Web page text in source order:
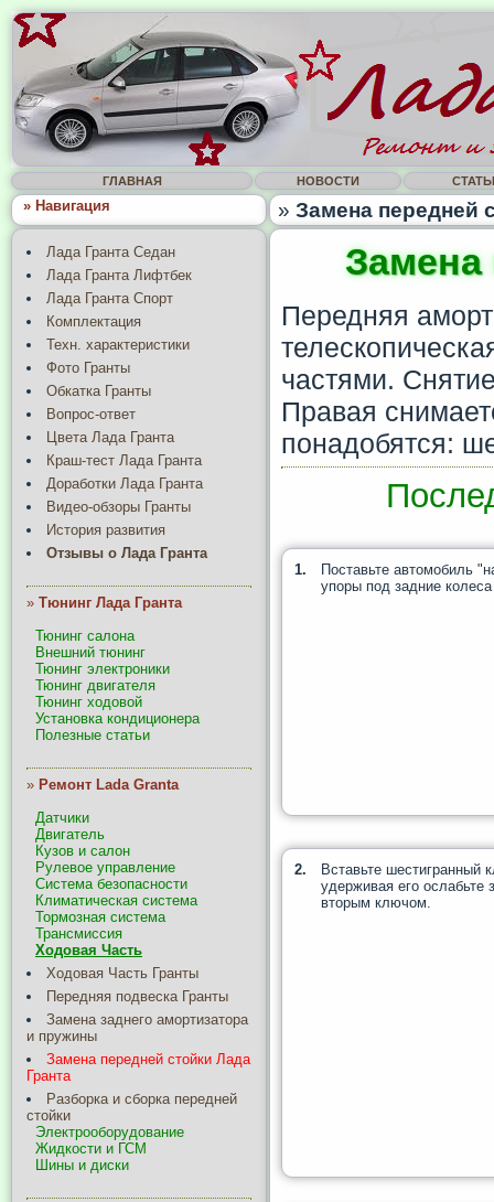
ГЛАВНАЯ НОВОСТИ
» Навигация » Замена передней
Лада Гранта Седан
Лада Гранта Лифтбек
Лада Гранта Спорт
Комплектация
Техн. характеристики
Фото Гранты
Обкатка Гранты
Вопрос-ответ
Цвета Лада Гранта
Краш-тест Лада Гранта
Доработки Лада Гранта
Видео-обзоры Гранты
История развития
Отзывы о Лада Гранта
» Тюнинг Лада Гранта
Тюнинг салона
Внешний тюнинг
Тюнинг электроники
Тюнинг двигателя
Тюнинг ходовой
Установка кондиционера
Полезные статьи
» Ремонт Lada Granta
Датчики
Двигатель
Кузов и салон
Рулевое управление
Система безопасности
Климатическая система
Тормозная система
Трансмиссия
Ходовая Часть
Ходовая Часть Гранты
Передняя подвеска Гранты
Замена заднего амортизатора
и пружины
Замена передней стойки Лада
Гранта
Разборка и сборка передней
стойки
Электрооборудование
Жидкости и ГСМ
Шины и диски
Замена
Передняя
частями.
Правая
понадобятся:
1.
Поставьте автомобиль
упоры под задние
2.
Вставьте шестигранный
удерживая его ослабьте
вторым ключом.